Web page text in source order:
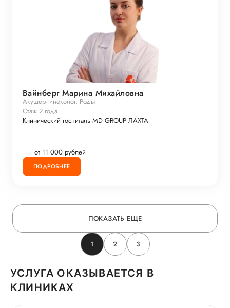
Вайнберг Марина Михайловна
Акушер-гинеколог, Роды
Стаж 2 года
Клинический госпиталь MD GROUP ЛАХТА
от 11 000 рублей
ПОДРОБНЕЕ
ПОКАЗАТЬ ЕЩЕ
1 2 3
УСЛУГА ОКАЗЫВАЕТСЯ В
КЛИНИКАХ